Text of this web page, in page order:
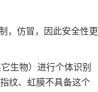
，仿冒，因此安全性更
生物）进行个体识别
纹、虹膜不具备这个